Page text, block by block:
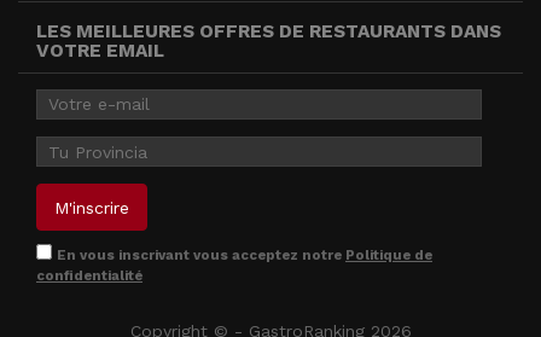
LES MEILLEURES OFFRES DE RESTAURANTS DANS
VOTRE EMAIL
En vous inscrivant vous acceptez notre Politique de
confidentialité
Copyright © - GastroRanking 2026